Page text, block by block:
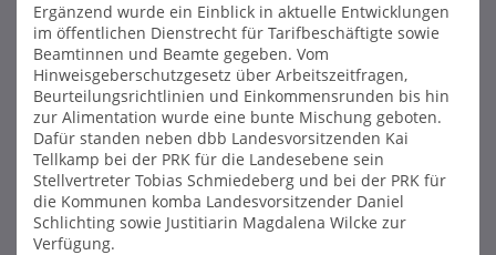
Ergänzend wurde ein Einblick in aktuelle Entwicklungen
im öffentlichen Dienstrecht für Tarifbeschäftigte sowie
Beamtinnen und Beamte gegeben. Vom
Hinweisgeberschutzgesetz über Arbeitszeitfragen,
Beurteilungsrichtlinien und Einkommensrunden bis hin
zur Alimentation wurde eine bunte Mischung geboten.
Dafür standen neben dbb Landesvorsitzenden Kai
Tellkamp bei der PRK für die Landesebene sein
Stellvertreter Tobias Schmiedeberg und bei der PRK für
die Kommunen komba Landesvorsitzender Daniel
Schlichting sowie Justitiarin Magdalena Wilcke zur
Verfügung.